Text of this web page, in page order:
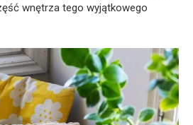
wnętrza tego wyjątkowego